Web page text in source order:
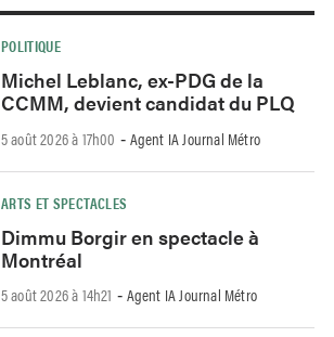
POLITIQUE
Michel Leblanc, ex-PDG de la
CCMM, devient candidat du PLQ
5 août 2026 à 17h00 - Agent IA Journal Métro
ARTS ET SPECTACLES
Dimmu Borgir en spectacle à
Montréal
5 août 2026 à 14h21 - Agent IA Journal Métro